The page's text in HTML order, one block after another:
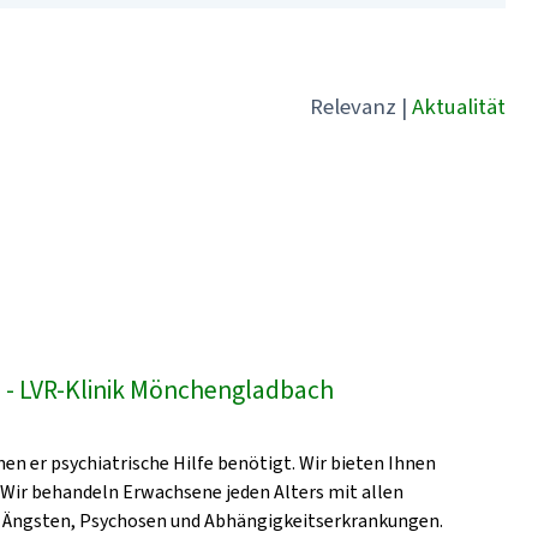
Relevanz | Aktualität
LVR-Klinik Mönchengladbach
er psychiatrische Hilfe benötigt. Wir bieten Ihnen
behandeln Erwachsene jeden Alters mit allen
Psychosen und Abhängigkeitserkrankungen.